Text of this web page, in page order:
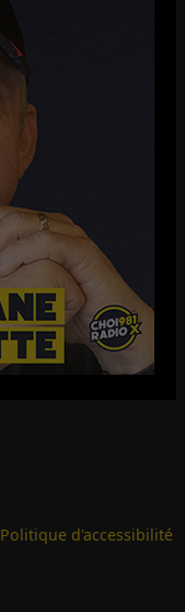
Politique d'accessibilité